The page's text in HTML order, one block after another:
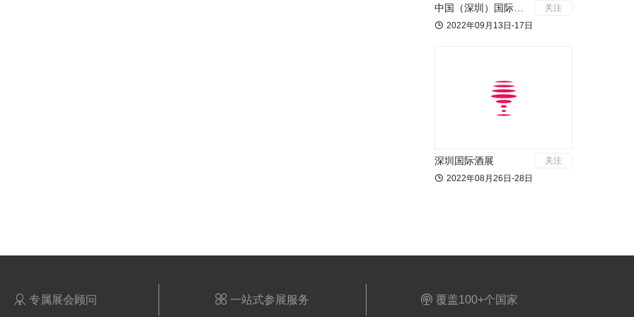
关注
 2022年09月13日-17日
深圳国际酒展 关注
 2022年08月26日-28日
 专属展会顾问  一站式参展服务  覆盖100+个国家